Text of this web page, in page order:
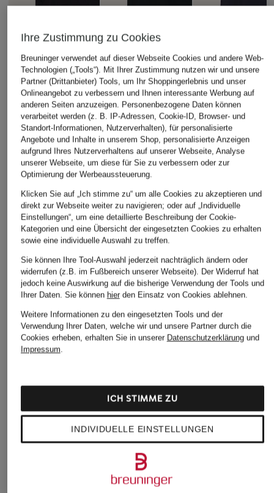
+Aktionsrabatt
HUGO
Badeshorts
DOMINICA
34,99 €
Bestpreis:59,95 €
+Aktionsrabatt
TOMMY HILFIGER
Badeshorts
Bestpreis:33,99 €
Ursprünglich:69,90 €
+Aktionsrabatt
TOMMY HILFIGER
Badeshorts
Bestpreis:38,24 €
Ursprünglich:
Weitere Kategorien
Bikinis Damen
Boots für Damen
Cabanjacken für Damen
Lange Ballkleider
Lederjacken für Damen
Mäntel für Damen
Parkas für Herren
Pullover für Damen
Ihre Zustimmung zu Cookies
Breuninger verwendet auf dieser Webseite Cookies und andere Web-
Technologien („Tools“). Mit Ihrer Zustimmung nutzen wir und unsere
Partner (Drittanbieter) Tools, um Ihr Shoppingerlebnis und unser
Onlineangebot zu verbessern und Ihnen interessante Werbung auf
anderen Seiten anzuzeigen. Personenbezogene Daten können
verarbeitet werden (z. B. IP-Adressen, Cookie-ID, Browser- und
Standort-Informationen, Nutzerverhalten), für personalisierte
Angebote und Inhalte in unserem Shop, personalisierte Anzeigen
aufgrund Ihres Nutzerverhaltens auf unserer Webseite, Analyse
unserer Webseite, um diese für Sie zu verbessern oder zur
Optimierung der Werbeaussteuerung.
Klicken Sie auf „Ich stimme zu“ um alle Cookies zu akzeptieren und
direkt zur Webseite weiter zu navigieren; oder auf „Individuelle
Einstellungen“, um eine detaillierte Beschreibung der Cookie-
Kategorien und eine Übersicht der eingesetzten Cookies zu erhalten
sowie eine individuelle Auswahl zu treffen.
Sie können Ihre Tool-Auswahl jederzeit nachträglich ändern oder
widerrufen (z.B. im Fußbereich unserer Webseite). Der Widerruf hat
jedoch keine Auswirkung auf die bisherige Verwendung der Tools und
Ihrer Daten. Sie können hierden Einsatz von Cookies ablehnen.
Weitere Informationen zu den eingesetzten Tools und der
Verwendung Ihrer Daten, welche wir und unsere Partner durch die
Cookies erheben, erhalten Sie in unserer Datenschutzerklärungund
Impressum.
INDIVIDUELLE EINSTELLUNGEN
ICH STIMME ZU